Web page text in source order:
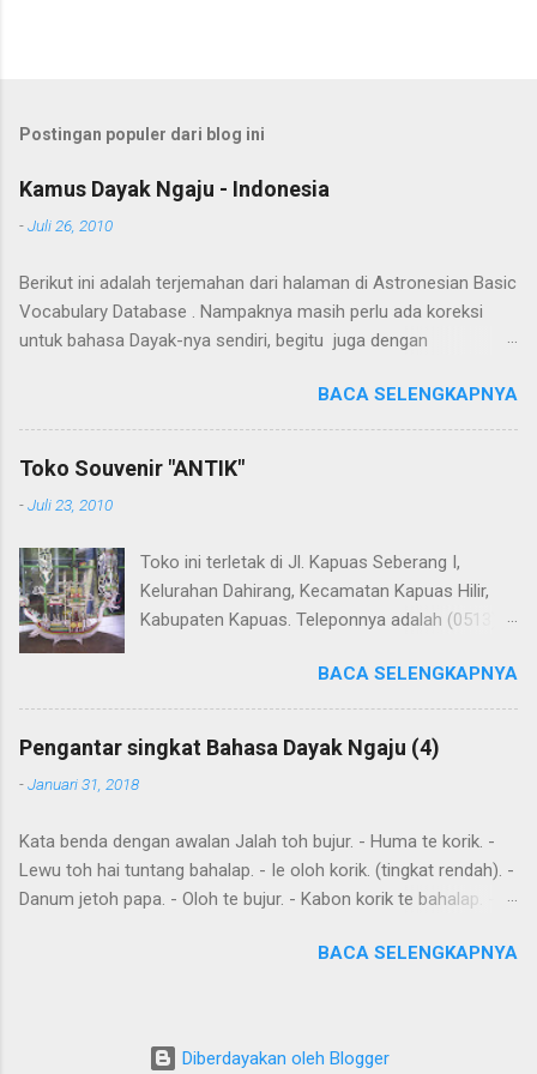
Postingan populer dari blog ini
Kamus Dayak Ngaju - Indonesia
-Juli 26, 2010
Berikut ini adalah terjemahan dari halaman di Astronesian Basic
Vocabulary Database . Nampaknya masih perlu ada koreksi
untuk bahasa Dayak-nya sendiri, begitu juga dengan
Translate . Koreksi bahasa dibantu oleh Dra. Hernawaty, M.Kes.
Untuk koreksi dari halaman ini dapat diberikan pada komentar.
Upaya penerjemahan Kamus Bahasa Dayak - Jerman sedang
Indonesia .
BACA SELENGKAPNYA
Toko Souvenir "ANTIK"
-Juli 23, 2010
Toko ini terletak di Jl. Kapuas Seberang I,
Kelurahan Dahirang, Kecamatan Kapuas Hilir,
Kabupaten Kapuas. Teleponnya adalah (0513)
Kapuas seperti perahu naga yang terbuat dari
getah nyatu (sebagaimana tampak dalam
gambar berikut ini): Perahu naga dari getah
nyatu
BACA SELENGKAPNYA
Pengantar singkat Bahasa Dayak Ngaju (4)
-Januari 31, 2018
Kata benda dengan awalan Jalah toh bujur. - Huma te korik. -
Lewu toh hai tuntang bahalap. - Ie oloh korik. (tingkat rendah). -
Danum jetoh papa. - Oloh te bujur. - Kabon korik te bahalap. -
yang dibentuk dari kata sehari-hari Ingat: Kalimat biasanya
ditekankan. Kemurnia suku juga penting. Tensesnya dibentuk
BACA SELENGKAPNYA
Diberdayakan oleh Blogger